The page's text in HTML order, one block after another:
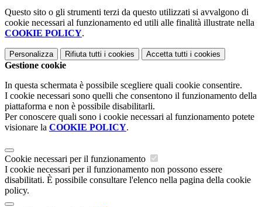
Questo sito o gli strumenti terzi da questo utilizzati si avvalgono di
cookie necessari al funzionamento ed utili alle finalità illustrate nella
COOKIE POLICY.
Personalizza Rifiuta tutti i cookies Accetta tutti i cookies
Gestione cookie
In questa schermata è possibile scegliere quali cookie consentire.
I cookie necessari sono quelli che consentono il funzionamento della
piattaforma e non è possibile disabilitarli.
Per conoscere quali sono i cookie necessari al funzionamento potete
visionare la COOKIE POLICY.
Cookie necessari per il funzionamento
I cookie necessari per il funzionamento non possono essere
disabilitati. È possibile consultare l'elenco nella pagina della cookie
policy.